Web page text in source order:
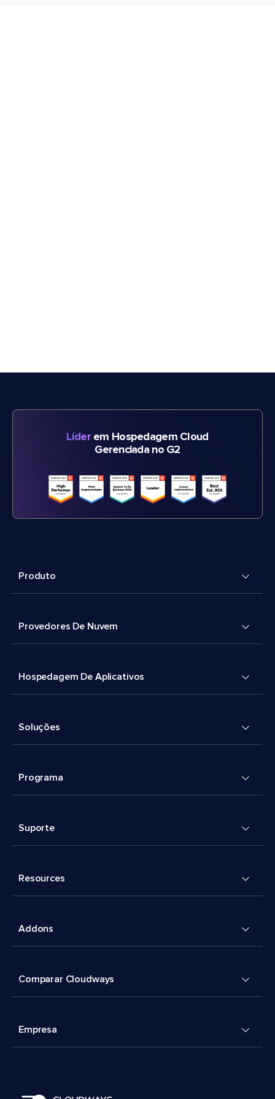
Líderem Hospedagem Cloud
Gerenciada no G2
Produto
Provedores De Nuvem
Hospedagem De Aplicativos
Soluções
Programa
Suporte
Resources
Addons
Comparar Cloudways
Empresa